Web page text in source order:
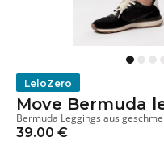
LeloZero
Move Bermuda
Bermuda Leggings aus
39.00 €